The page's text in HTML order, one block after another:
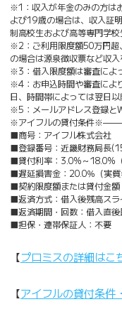
※1：収入が年金のみの方は
よび19歳の場合は、収入証
制高校生および高等専門学
※2：ご利用限度額50万円超
の場合は源泉徴収票など収
※3：借入限度額は審査によ
※4：お申込時間や審査によ
日、時間帯によっては翌日
※5：メールアドレス登録と
※アイフルの貸付
■商号：アイフル株式会社
■登録番号：近畿財務局長
■貸付利率：3.0%～18.0%（
■遅延損害金：20.0％（実質
■契約限度額または貸付金額
■返済方式：借入後残高ス
■返済期間・回数：借入直
■担保・連帯保証人：不要
【プロミスの詳細はこ
【アイフルの貸付条件